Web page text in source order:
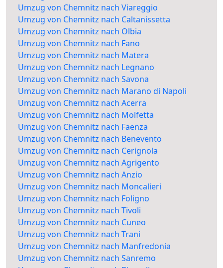
Umzug von Chemnitz nach Viareggio
Umzug von Chemnitz nach Caltanissetta
Umzug von Chemnitz nach Olbia
Umzug von Chemnitz nach Fano
Umzug von Chemnitz nach Matera
Umzug von Chemnitz nach Legnano
Umzug von Chemnitz nach Savona
Umzug von Chemnitz nach Marano di Napoli
Umzug von Chemnitz nach Acerra
Umzug von Chemnitz nach Molfetta
Umzug von Chemnitz nach Faenza
Umzug von Chemnitz nach Benevento
Umzug von Chemnitz nach Cerignola
Umzug von Chemnitz nach Agrigento
Umzug von Chemnitz nach Anzio
Umzug von Chemnitz nach Moncalieri
Umzug von Chemnitz nach Foligno
Umzug von Chemnitz nach Tivoli
Umzug von Chemnitz nach Cuneo
Umzug von Chemnitz nach Trani
Umzug von Chemnitz nach Manfredonia
Umzug von Chemnitz nach Sanremo